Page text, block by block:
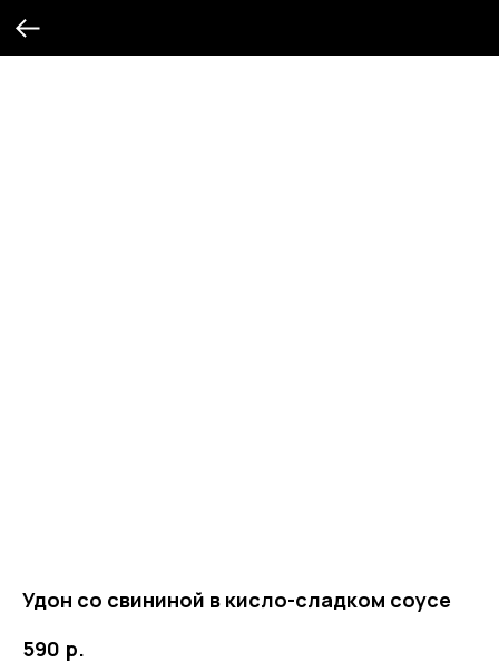
Удон со свининой в кисло-сладком соусе
590 р.